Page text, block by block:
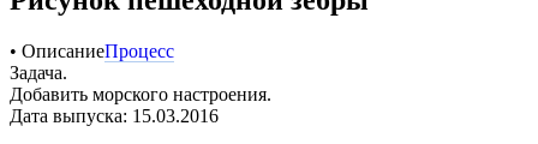
• ОписаниеПроцесс
Задача.
Добавить морского настроения.
Дата выпуска: 15.03.2016